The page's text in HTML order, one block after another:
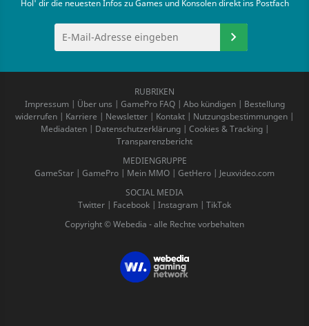
Hol' dir die neuesten Infos zu Games und Konsolen direkt ins Postfach
RUBRIKEN
Impressum| Über uns | GamePro FAQ| Abo kündigen| Bestellung
widerrufen | Karriere | Newsletter | Kontakt | Nutzungsbestimmungen |
Mediadaten| Datenschutzerklärung| Cookies & Tracking|
Transparenzbericht
MEDIENGRUPPE
GameStar | GamePro | Mein MMO | GetHero | Jeuxvideo.com
SOCIAL MEDIA
Twitter | Facebook | Instagram | TikTok
Copyright © Webedia - alle Rechte vorbehalten